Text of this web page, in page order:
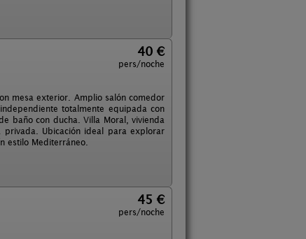
40 €
pers/noche
mesa exterior. Amplio salón comedor
totalmente equipada con
baño con ducha. Villa Moral, vivienda
privada. Ubicación ideal para explorar
estilo Mediterráneo.
45 €
pers/noche